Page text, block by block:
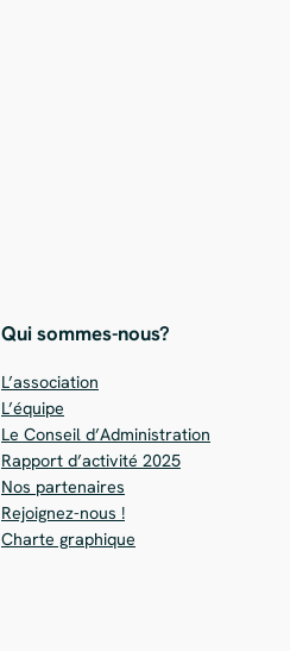
Qui sommes-nous?
L’association
L’équipe
Le Conseil d’Administration
Rapport d’activité 2025
Nos partenaires
Rejoignez-nous !
Charte graphique